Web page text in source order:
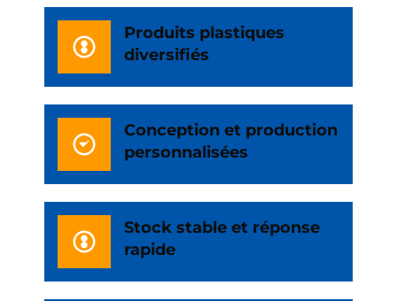
Produits plastiques
diversifiés
Conception et production
personnalisées
Stock stable et réponse
rapide